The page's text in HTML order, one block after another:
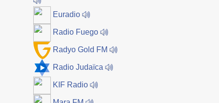
Euradio
Radio Fuego
Radyo Gold FM
Radio Judaïca
KIF Radio